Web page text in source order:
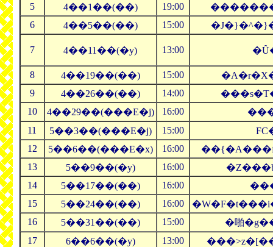
5
4��1��(��) 19:00
6
4��5��(��) 15:00
7 4��11��(�y) 13:00
8 4��19��(��) 15:00
9
4��26��(��) 14:00
10
4��29��(���E�j) 16:00
11
5��3��(���E�j) 15:00
12
5��6��(���E�x) 16:00
13
5��9��(�y) 16:00
14
5��17��(��) 16:00
15
5��24��(��) 16:00
16
5��31��(��) 15:00
�啪
17
6��6��(�y) 13:00